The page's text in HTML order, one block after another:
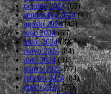
octubre 2024(63)
septiembre 2024(43)
agosto 2024(45)
julio 2024(66)
junio 2024(82)
mayo 2024(84)
abril 2024(81)
marzo 2024(77)
febrero 2024(84)
enero 2024(75)